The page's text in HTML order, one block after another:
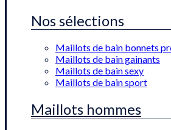
Nos sélections
Maillots de bain bonnets
Maillots de bain gainants
Maillots de bain sexy
Maillots de bain sport
Maillots hommes